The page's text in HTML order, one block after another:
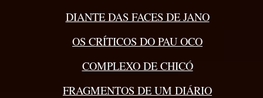
DIANTE DAS FACES DE JANO
OS CRÍTICOS DO PAU OCO
COMPLEXO DE CHICÓ
FRAGMENTOS DE UM DIÁRIO